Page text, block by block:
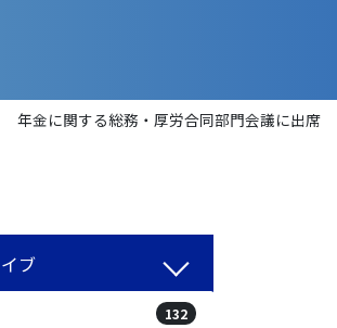
年金に関する総務・厚労合同部門会議に出席
ブ
132